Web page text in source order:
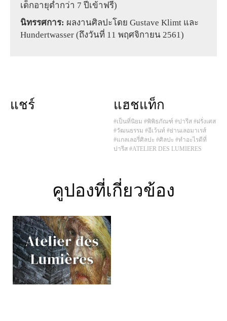
เด็กอายุต่ำกว่า 7 ปีเข้าฟรี)
นิทรรศการ: ผลงานศิลปะโดย Gustave Klimt และ
Hundertwasser (ถึงวันที่ 11 พฤศจิกายน 2561)
แชร์ แฮชแท็ก
#เป็นที่นิยม #พิพิธภัณฑ์ #ปารีส #ฝรั่งเศส
#วัฒนธรรม #อีเว้นท์ #ย่านเลอมาเรส์
#แกลเลอรี่ศิลปะ #ศิลปะ #ทำอะไรดีที่
ปารีส #ATELIER DES LUMIERES
คูปองที่เกี่ยวข้อง